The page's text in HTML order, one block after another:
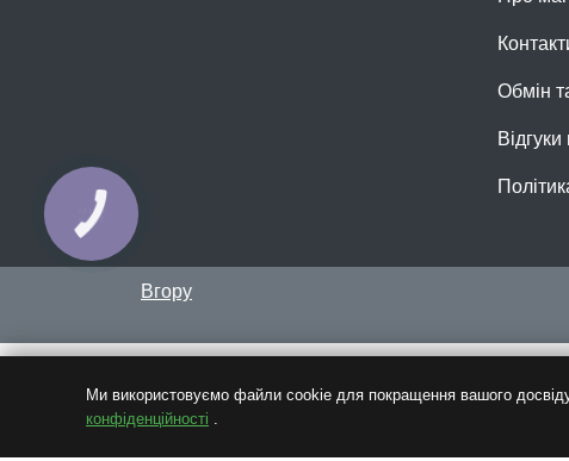
Обмін
Вгору
Ми використовуємо файли cookie для покращення вашого
конфіденційності
КНОПКА
ЗВ'ЯЗКУ